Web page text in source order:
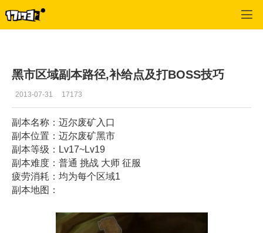
黑市区域副本路径,补给点及打BOSS技巧
2013-07-31 17173
副本名称：迈尔废矿入口
副本位置：迈尔废矿黑市
副本等级：Lv17~Lv19
副本难度：普通 挑战 大师 征服
疲劳消耗：均为每个区域1
副本地图：